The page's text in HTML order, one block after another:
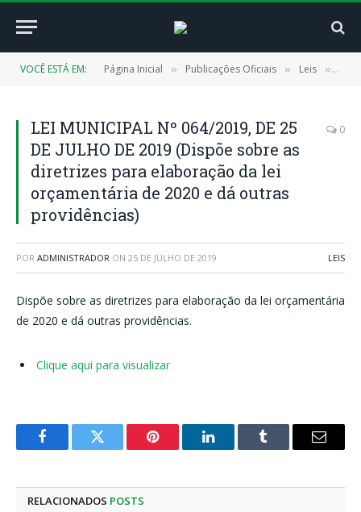
VOCÊ ESTÁ EM: Página Inicial » Publicações Oficiais » Leis »
LEI MUNICIPAL Nº 064/2019, DE 25
DE JULHO DE 2019 (Dispõe sobre as
diretrizes para elaboração da lei
orçamentária de 2020 e dá outras
providências)
0
POR ADMINISTRADOR ON 25 DE JULHO DE 2019 LEIS
Dispõe sobre as diretrizes para elaboração da lei orçamentária
de 2020 e dá outras providências.
Clique aqui para visualizar
FacebookTwitter Pinterest LinkedInTumblr
E-
RELACIONADOS POSTS